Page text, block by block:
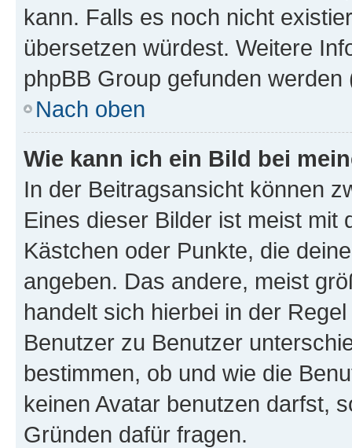
kann. Falls es noch nicht
übersetzen würdest. Weitere
phpBB Group gefunden
Nach oben
Wie kann ich ein Bild bei
In der Beitragsansicht können
Eines dieser Bilder ist meist mit
Kästchen oder Punkte, die
angeben. Das andere, meist
handelt sich hierbei in der
Benutzer zu Benutzer
bestimmen, ob und wie die
keinen Avatar benutzen darfst,
Gründen dafür fragen.